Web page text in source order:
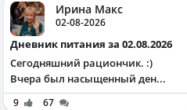
Ирина Макс
02-08-2026
Дневник питания за 02.08.2026
Сегодняшний рациончик. :)
Вчера был насыщенный ден...
9 67